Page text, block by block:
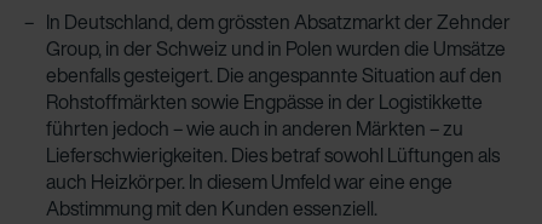
In Deutschland, dem grössten Absatzmarkt der Zehnder
Group, in der Schweiz und in Polen wurden die Umsätze
ebenfalls gesteigert. Die angespannte Situation auf den
Rohstoffmärkten sowie Engpässe in der Logistikkette
führten jedoch – wie auch in anderen Märkten – zu
Lieferschwierigkeiten. Dies betraf sowohl Lüftungen als
auch Heizkörper. In diesem Umfeld war eine enge
Abstimmung mit den Kunden essenziell.